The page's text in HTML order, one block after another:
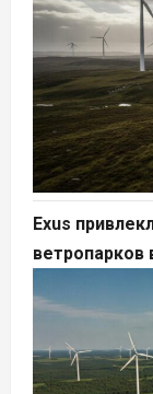
Exus
ветропарков